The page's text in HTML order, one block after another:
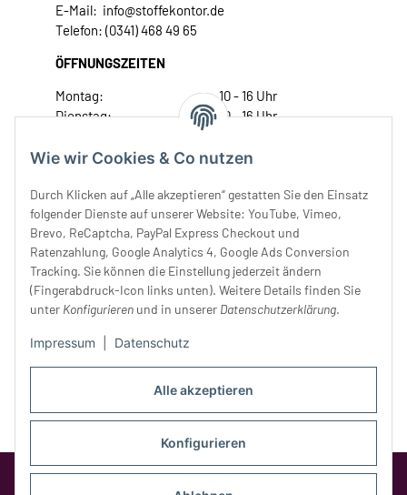
Alle akzeptieren
Konfigurieren
Wie wir Cookies & Co nutzen
Durch Klicken auf „Alle akzeptieren“ gestatten Sie den Einsatz
folgender Dienste auf unserer Website: YouTube, Vimeo,
Brevo, ReCaptcha, PayPal Express Checkout und
Ratenzahlung, Google Analytics 4, Google Ads Conversion
Tracking. Sie können die Einstellung jederzeit ändern
(Fingerabdruck-Icon links unten). Weitere Details finden Sie
unter Konfigurieren und in unserer Datenschutzerklärung.
Impressum Datenschutz
E-Mail: info@stoffekontor.de
Telefon: (0341) 468 49 65
ÖFFNUNGSZEITEN
Montag:
10 - 16 Uhr
Dienstag:
10 - 16 Uhr
Donnerstag:
10 - 18 Uhr
Samstag:
10 - 14 Uhr
Unser Service
Rechtliches
Google Analytics deaktivierenStatus: